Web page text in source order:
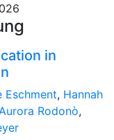
in
Eschment, Hannah
Aurora Rodonò,